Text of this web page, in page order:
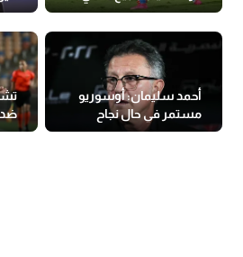
أحمد سليمان: أوسوريو
مستمر في حال نجاح
قائمة حسين لبيب
ضد